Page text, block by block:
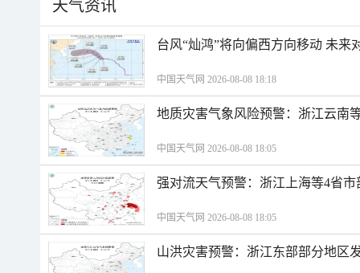
天气资讯
台风“灿鸿”将向偏西方向移动 未来
中国天气网 2026-08-08 18:18
地质灾害气象风险预警：浙江云南
中国天气网 2026-08-08 18:05
强对流天气预警：浙江上海等4省
中国天气网 2026-08-08 18:05
山洪灾害预警：浙江东部部分地区